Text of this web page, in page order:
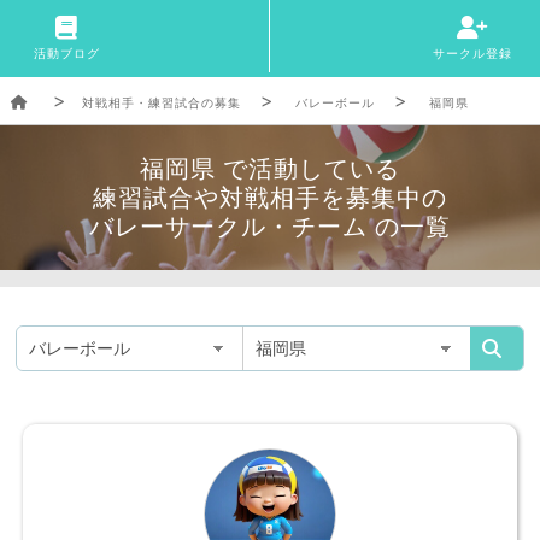
活動ブログ サークル登録
対戦相手・練習試合の募集 バレーボール 福岡県
福岡県 で活動している
練習試合や対戦相手を募集中の
バレーサークル・チーム の一覧